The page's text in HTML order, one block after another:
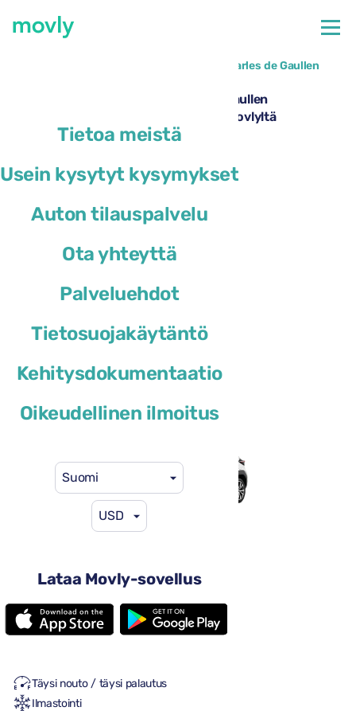
Tietoa meistä
Usein kysytyt kysymykset
Auton tilauspalvelu
Ota yhteyttä
Palveluehdot
Tietosuojakäytäntö
Kehitysdokumentaatio
Oikeudellinen ilmoitus
Suomi
USD
Lataa Movly-sovellus
Kaikki saatavilla olevat autot Pariisin Charles de Gaullen
Autonvuokraus Pariisin Charles de Gaullen
lentoasemalla – Toyota Yaris Cross Movlyltä
Toyota Yaris Cross
tai vastaava
4 ovet
Automaattivaihteisto
5 istumapaikat
Täysi nouto / täysi palautus
Ilmastointi